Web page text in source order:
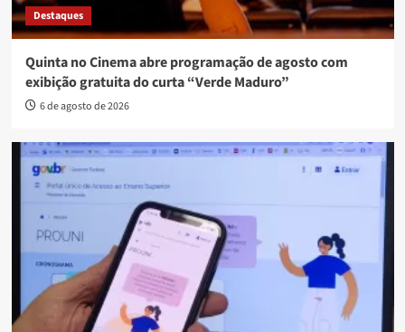
Destaques
Quinta no Cinema abre programação de agosto com
exibição gratuita do curta “Verde Maduro”
6 de agosto de 2026